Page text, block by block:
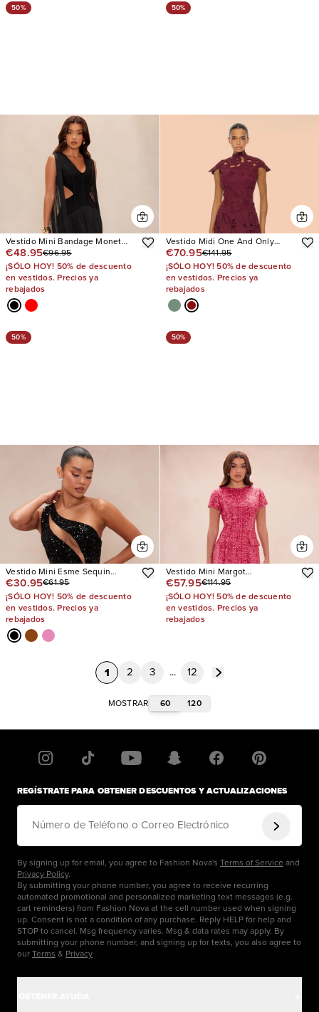
50%
Vestido Mini Bandage Monet
Fringe
€48.95€96.95
¡SÓLO HOY! 50% de descuento
en vestidos. Precios ya
rebajados
50%
Vestido Midi One And Only
Embroidered
€70.95€141.95
¡SÓLO HOY! 50% de descuento
en vestidos. Precios ya
rebajados
50%
Vestido Mini Esme Sequin
Feather
€30.95€61.95
¡SÓLO HOY! 50% de descuento
en vestidos. Precios ya
rebajados
50%
Vestido Mini Margot
Embellished Tweed
€57.95€114.95
¡SÓLO HOY! 50% de descuento
en vestidos. Precios ya
rebajados
1 2 3 ... 12
MOSTRAR 60 120
REGÍSTRATE PARA OBTENER DESCUENTOS Y ACTUALIZACIONES
Número de Teléfono o Correo Electrónico
By signing up for email, you agree to Fashion Nova's Terms of Service and
Privacy Policy.
By submitting your phone number, you agree to receive recurring
automated promotional and personalized marketing text messages (e.g.
cart reminders) from Fashion Nova at the cell number used when signing
up. Consent is not a condition of any purchase. Reply HELP for help and
STOP to cancel. Msg frequency varies. Msg & data rates may apply. By
submitting your phone number, and signing up for texts, you also agree to
our Terms & Privacy